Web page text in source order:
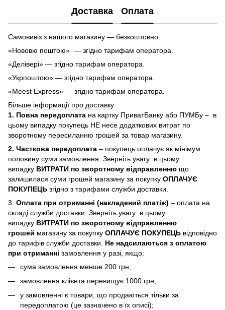
Доставка Оплата
Самовивіз з нашого магазину — безкоштовно.
«Нововю поштою» — згідно тарифам оператора.
«Делівері» — згідно тарифам оператора.
«Укрпоштою» — згідно тарифам оператора.
«Meest Express» — згідно тарифам оператора.
Більше інформації про доставку
1. Повна передоплата на картку ПриватБанку або ПУМБу – в
цьому випадку покупець НЕ несе додаткових витрат по
зворотному пересиланню грошей за товар магазину.
2. Часткова передоплата – покупець оплачує як мінімум
половину суми замовлення. Зверніть увагу: в цьому
випадку ВИТРАТИ по зворотному відправленню що
залишилася суми грошей магазину за покупку ОПЛАЧУЄ
ПОКУПЕЦЬ згідно з тарифами служби доставки.
3. Оплата при отриманні (накладений платіж) – оплата на
складі служби доставки. Зверніть увагу: в цьому
випадку ВИТРАТИ по зворотному відправленню
грошей магазину за покупку ОПЛАЧУЄ ПОКУПЕЦЬ відповідно
до тарифів служби доставки. Не надсилаються з оплатою
при отриманні замовлення у разі, якщо:
сума замовлення менше 200 грн;
замовлення клієнта перевищує 1000 грн;
у замовленні є товари, що продаються тільки за
передоплатою (це зазначено в їх описі);